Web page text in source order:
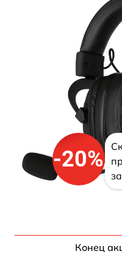
-20%
Конец